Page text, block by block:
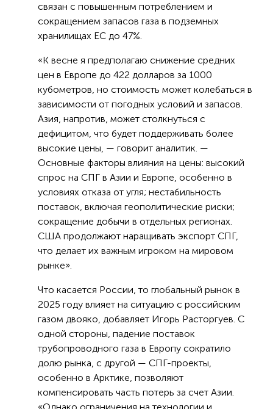
связан с повышенным потреблением и
сокращением запасов газа в подземных
хранилищах ЕС до 47%.
«К весне я предполагаю снижение средних
цен в Европе до 422 долларов за 1000
кубометров, но стоимость может колебаться в
зависимости от погодных условий и запасов.
Азия, напротив, может столкнуться с
дефицитом, что будет поддерживать более
высокие цены, — говорит аналитик. —
Основные факторы влияния на цены: высокий
спрос на СПГ в Азии и Европе, особенно в
условиях отказа от угля; нестабильность
поставок, включая геополитические риски;
сокращение добычи в отдельных регионах.
США продолжают наращивать экспорт СПГ,
что делает их важным игроком на мировом
рынке».
Что касается России, то глобальный рынок в
2025 году влияет на ситуацию с российским
газом двояко, добавляет Игорь Расторгуев. С
одной стороны, падение поставок
трубопроводного газа в Европу сократило
долю рынка, с другой — СПГ-проекты,
особенно в Арктике, позволяют
компенсировать часть потерь за счет Азии.